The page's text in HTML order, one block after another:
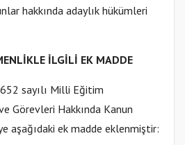
hakkında adaylık hükümleri
İLGİLİ EK MADDE
sayılı Milli Eğitim
Görevleri Hakkında Kanun
aşağıdaki ek madde eklenmiştir: